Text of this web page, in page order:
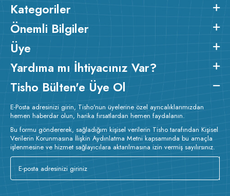
Kategoriler
Önemli Bilgiler
Üye
Yardıma mı İhtiyacınız Var?
Tisho Bülten'e Üye Ol
E-Posta adresinizi girin, Tisho'nun üyelerine özel ayrıcalıklarımızdan
hemen haberdar olun, harika fırsatlardan hemen faydalanın.
Bu formu göndererek, sağladığım kişisel verilerin Tisho tarafından Kişisel
Verilerin Korunmasına İlişkin Aydınlatma Metni kapsamında bu amaçla
işlenmesine ve hizmet sağlayıcılara aktarılmasına izin vermiş sayılırsınız.